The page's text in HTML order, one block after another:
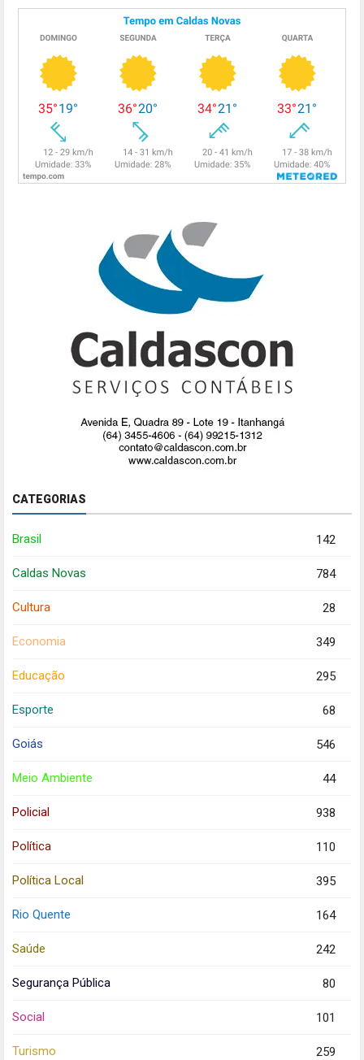
CATEGORIAS
Brasil 142
Caldas Novas 784
Cultura 28
Economia 349
Educação 295
Esporte 68
Goiás 546
Meio Ambiente 44
Policial 938
Política 110
Política Local 395
Rio Quente 164
Saúde 242
Segurança Pública 80
Social 101
Turismo 259